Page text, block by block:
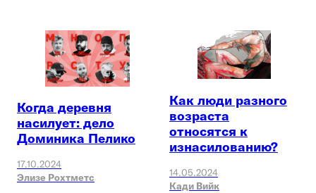
Когда деревня
насилует: дело
Доминика Пелико
17.10.2024
Элизе Рохтметс
Как люди разного
возраста
относятся к
изнасилованию?
14.05.2024
Кади Вийк